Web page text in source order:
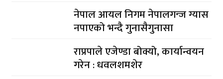
नेपाल आयल निगम नेपालगन्ज ग्यास
नपाएको भन्दै गुनासैगुनासा
राप्रपाले एजेण्डा बोक्यो, कार्यान्वयन
गरेन : धवलशमशेर